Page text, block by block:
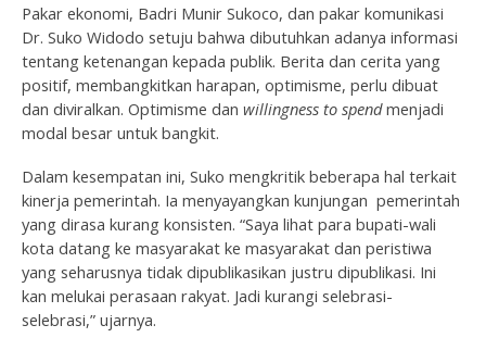
Pakar ekonomi, Badri Munir Sukoco, dan pakar komunikasi
Dr. Suko Widodo setuju bahwa dibutuhkan adanya informasi
tentang ketenangan kepada publik. Berita dan cerita yang
positif, membangkitkan harapan, optimisme, perlu dibuat
dan diviralkan. Optimisme dan willingness to spendmenjadi
modal besar untuk bangkit.
Dalam kesempatan ini, Suko mengkritik beberapa hal terkait
kinerja pemerintah. Ia menyayangkan kunjungan pemerintah
yang dirasa kurang konsisten. “Saya lihat para bupati-wali
kota datang ke masyarakat ke masyarakat dan peristiwa
yang seharusnya tidak dipublikasikan justru dipublikasi. Ini
kan melukai perasaan rakyat. Jadi kurangi selebrasi-
selebrasi,” ujarnya.